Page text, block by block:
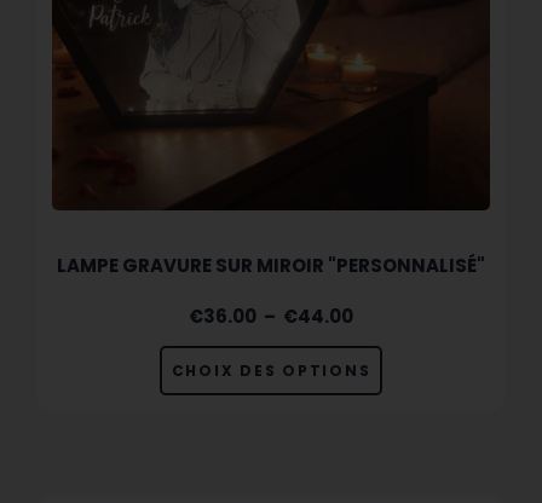
LAMPE GRAVURE SUR MIROIR "PERSONNALISÉ"
€36.00 – €44.00
CHOIX DES OPTIONS